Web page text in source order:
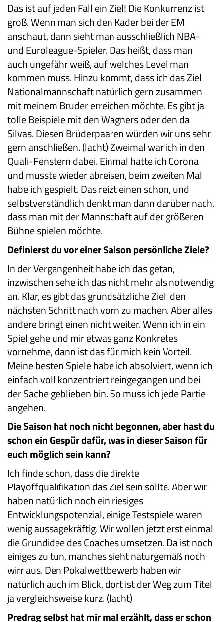
Das ist auf jeden Fall ein Ziel! Die Konkurrenz ist
groß. Wenn man sich den Kader bei der EM
anschaut, dann sieht man ausschließlich NBA-
und Euroleague-Spieler. Das heißt, dass man
auch ungefähr weiß, auf welches Level man
kommen muss. Hinzu kommt, dass ich das Ziel
Nationalmannschaft natürlich gern zusammen
mit meinem Bruder erreichen möchte. Es gibt ja
tolle Beispiele mit den Wagners oder den da
Silvas. Diesen Brüderpaaren würden wir uns sehr
gern anschließen. (lacht) Zweimal war ich in den
Quali-Fenstern dabei. Einmal hatte ich Corona
und musste wieder abreisen, beim zweiten Mal
habe ich gespielt. Das reizt einen schon, und
selbstverständlich denkt man dann darüber nach,
dass man mit der Mannschaft auf der größeren
Bühne spielen möchte.
Definierst du vor einer Saison persönliche Ziele?
In der Vergangenheit habe ich das getan,
inzwischen sehe ich das nicht mehr als notwendig
an. Klar, es gibt das grundsätzliche Ziel, den
nächsten Schritt nach vorn zu machen. Aber alles
andere bringt einen nicht weiter. Wenn ich in ein
Spiel gehe und mir etwas ganz Konkretes
vornehme, dann ist das für mich kein Vorteil.
Meine besten Spiele habe ich absolviert, wenn ich
einfach voll konzentriert reingegangen und bei
der Sache geblieben bin. So muss ich jede Partie
angehen.
Die Saison hat noch nicht begonnen, aber hast du
schon ein Gespür dafür, was in dieser Saison für
euch möglich sein kann?
Ich finde schon, dass die direkte
Playoffqualifikation das Ziel sein sollte. Aber wir
haben natürlich noch ein riesiges
Entwicklungspotenzial, einige Testspiele waren
wenig aussagekräftig. Wir wollen jetzt erst einmal
die Grundidee des Coaches umsetzen. Da ist noch
einiges zu tun, manches sieht naturgemäß noch
wirr aus. Den Pokalwettbewerb haben wir
natürlich auch im Blick, dort ist der Weg zum Titel
ja vergleichsweise kurz. (lacht)
Predrag selbst hat mir mal erzählt, dass er schon